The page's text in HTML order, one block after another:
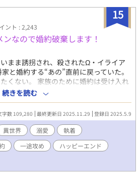
15
ント : 2,243
なので婚約破棄します！
まま誘拐され、殺されたΩ・イライア
と婚約する“あの”直前に戻っていた。
くない。 家族のために婚約は受け入れ
れて破談を狙うことに決める。 だが目
ートは、前世とはまるで別人のように
くて――。
続きを読む
字数 109,280 最終更新日 2025.11.29 登録日 2025.5.9
異世界 溺愛
執着
一途攻め
ハッピーエンド